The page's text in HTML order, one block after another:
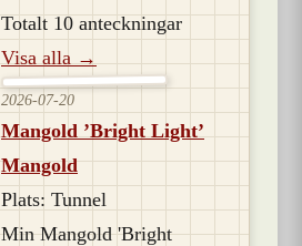
Totalt 10 anteckningar
Visa alla →
2026-07-20
Mangold ’Bright Light’
Mangold
Plats: Tunnel
Min Mangold 'Bright